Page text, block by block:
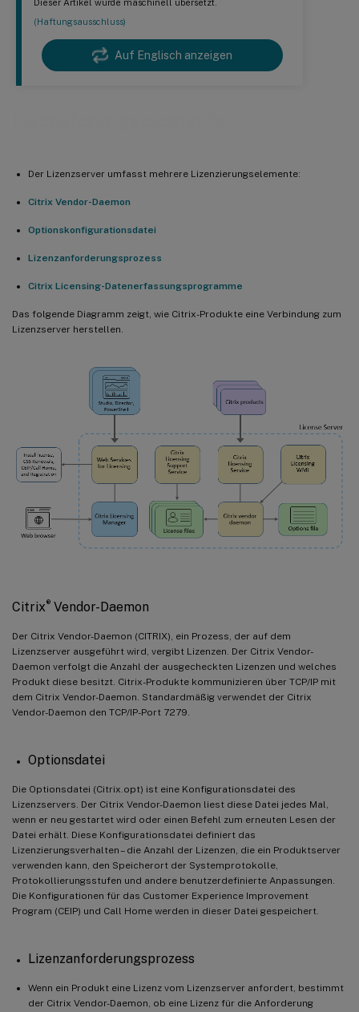
Dieser Artikel wurde maschinell übersetzt.
(Haftungsausschluss)
Auf Englisch anzeigen
Der Lizenzserver umfasst mehrere Lizenzierungselemente:
Citrix Vendor-Daemon
Optionskonfigurationsdatei
Lizenzanforderungsprozess
Citrix Licensing-Datenerfassungsprogramme
Das folgende Diagramm zeigt, wie Citrix-Produkte eine Verbindung zum
Lizenzserver herstellen.
Citrix®Vendor-Daemon
Der Citrix Vendor-Daemon (CITRIX), ein Prozess, der auf dem
Lizenzserver ausgeführt wird, vergibt Lizenzen. Der Citrix Vendor-
Daemon verfolgt die Anzahl der ausgecheckten Lizenzen und welches
Produkt diese besitzt. Citrix-Produkte kommunizieren über TCP/IP mit
dem Citrix Vendor-Daemon. Standardmäßig verwendet der Citrix
Vendor-Daemon den TCP/IP-Port 7279.
Optionsdatei
Die Optionsdatei (Citrix.opt) ist eine Konfigurationsdatei des
Lizenzservers. Der Citrix Vendor-Daemon liest diese Datei jedes Mal,
wenn er neu gestartet wird oder einen Befehl zum erneuten Lesen der
Datei erhält. Diese Konfigurationsdatei definiert das
Lizenzierungsverhalten – die Anzahl der Lizenzen, die ein Produktserver
verwenden kann, den Speicherort der Systemprotokolle,
Protokollierungsstufen und andere benutzerdefinierte Anpassungen.
Die Konfigurationen für das Customer Experience Improvement
Program (CEIP) und Call Home werden in dieser Datei gespeichert.
Lizenzanforderungsprozess
Wenn ein Produkt eine Lizenz vom Lizenzserver anfordert, bestimmt
der Citrix Vendor-Daemon, ob eine Lizenz für die Anforderung